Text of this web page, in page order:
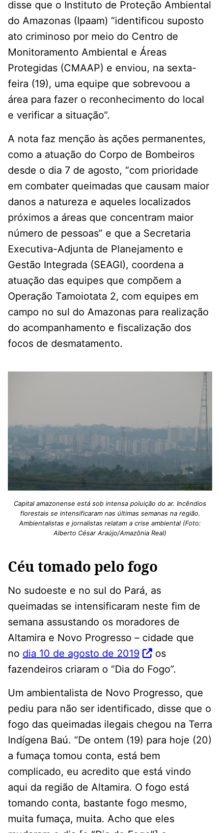
disse que o Instituto de Proteção Ambiental
do Amazonas (Ipaam) “identificou suposto
ato criminoso por meio do Centro de
Monitoramento Ambiental e Áreas
Protegidas (CMAAP) e enviou, na sexta-
feira (19), uma equipe que sobrevoou a
área para fazer o reconhecimento do local
e verificar a situação”.
A nota faz menção às ações permanentes,
como a atuação do Corpo de Bombeiros
desde o dia 7 de agosto, “com prioridade
em combater queimadas que causam maior
danos a natureza e aqueles localizados
próximos a áreas que concentram maior
número de pessoas” e que a Secretaria
Executiva-Adjunta de Planejamento e
Gestão Integrada (SEAGI), coordena a
atuação das equipes que compõem a
Operação Tamoiotata 2, com equipes em
campo no sul do Amazonas para realização
do acompanhamento e fiscalização dos
focos de desmatamento.
Capital amazonense está sob intensa poluição do ar. Incêndios
florestais se intensificaram nas últimas semanas na região.
Ambientalistas e jornalistas relatam a crise ambiental (Foto:
Alberto César Araújo/Amazônia Real)
Céu tomado pelo fogo
No sudoeste e no sul do Pará, as
queimadas se intensificaram neste fim de
semana assustando os moradores de
Altamira e Novo Progresso – cidade que
no dia 10 de agosto de 2019
os
fazendeiros criaram o “Dia do Fogo”.
Um ambientalista de Novo Progresso, que
pediu para não ser identificado, disse que o
fogo das queimadas ilegais chegou na Terra
Indígena Baú. “De ontem (19) para hoje (20)
a fumaça tomou conta, está bem
complicado, eu acredito que está vindo
aqui da região de Altamira. O fogo está
tomando conta, bastante fogo mesmo,
muita fumaça, muita. Acho que eles